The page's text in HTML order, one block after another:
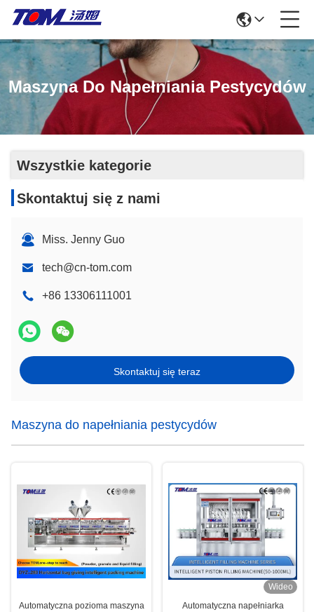
Maszyna Do Napełniania Pestycydów
Wszystkie kategorie
Skontaktuj się z nami
Miss. Jenny Guo
tech@cn-tom.com
+86 13306111001
Skontaktuj się teraz
Maszyna do napełniania pestycydów
Automatyczna pozioma maszyna
Wideo
Automatyczna napełniarka